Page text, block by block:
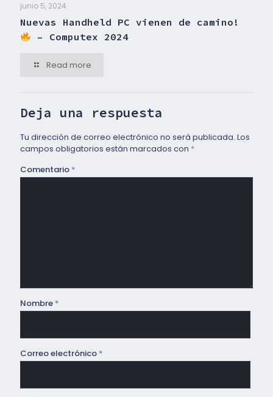
junio 5, 2024
Nuevas Handheld PC vienen de camino!
– Computex 2024
Read more
Deja una respuesta
Tu dirección de correo electrónico no será publicada. Los
campos obligatorios están marcados con *
Comentario *
Nombre *
Correo electrónico *